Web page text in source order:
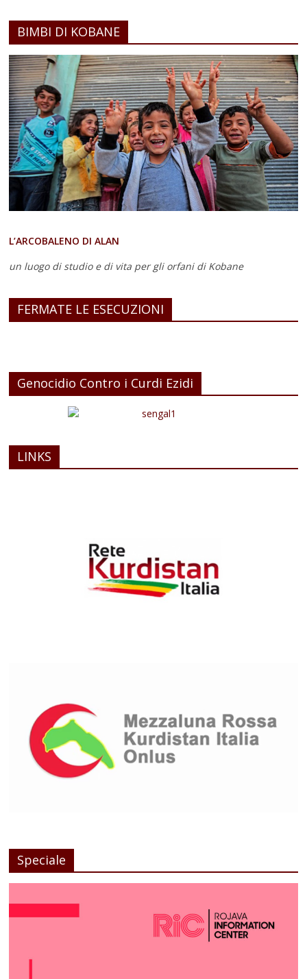
BIMBI DI KOBANE
L’ARCOBALENO DI ALAN
un luogo di studio e di vita per gli orfani di Kobane
FERMATE LE ESECUZIONI
Genocidio Contro i Curdi Ezidi
LINKS
Speciale